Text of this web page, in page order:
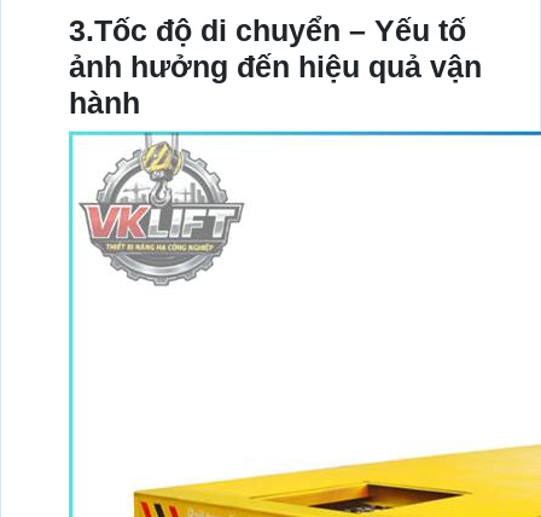
3.Tốc độ di chuyển – Yếu tố
ảnh hưởng đến hiệu quả vận
hành